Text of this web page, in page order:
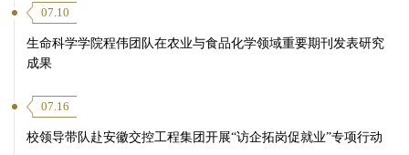
07.10
生命科学学院程伟团队在农业与食品化学领域重要期刊发表研究
成果
07.16
校领导带队赴安徽交控工程集团开展“访企拓岗促就业”专项行动